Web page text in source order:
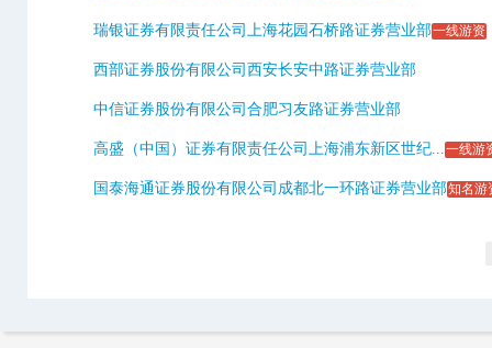
瑞银证券有限责任公司上海花园石桥路证券营业部一线游资
西部证券股份有限公司西安长安中路证券营业部
中信证券股份有限公司合肥习友路证券营业部
高盛（中国）证券有限责任公司上海浦东新区世纪...一线游
国泰海通证券股份有限公司成都北一环路证券营业部知名游